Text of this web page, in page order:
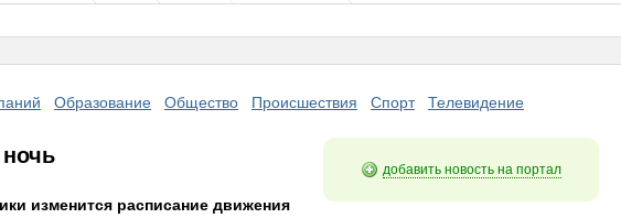
Образование Общество Происшествия Спорт
Телевидение
изменится расписание движения
добавить новость на портал